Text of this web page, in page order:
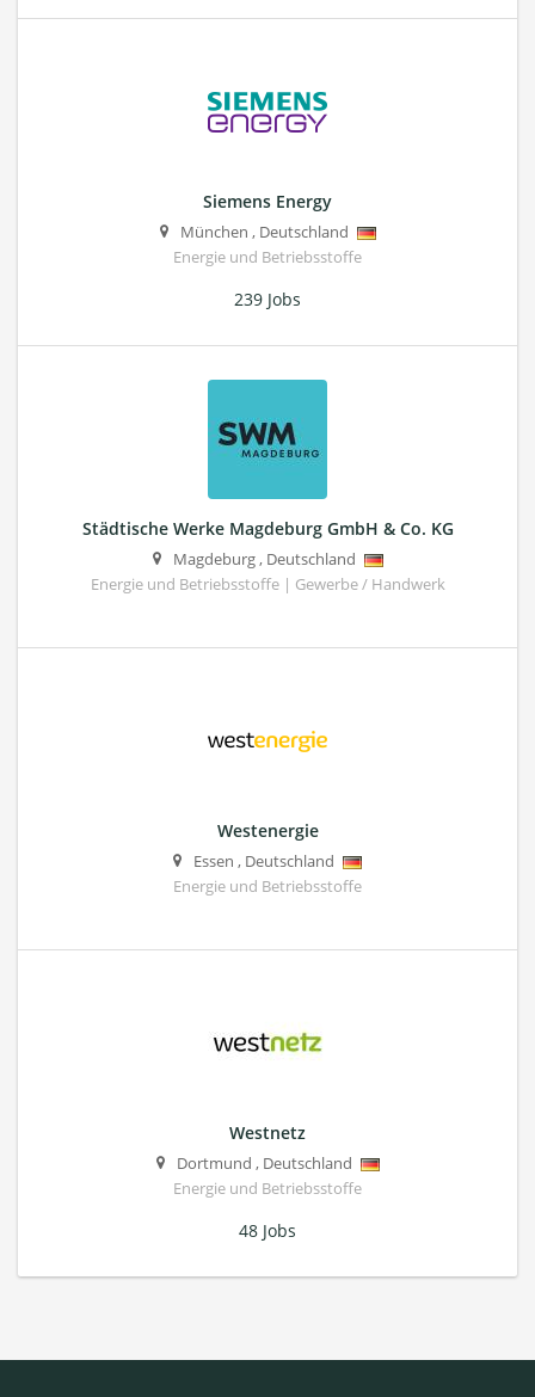
Siemens Energy
München , Deutschland
Energie und Betriebsstoffe
239 Jobs
Städtische Werke Magdeburg GmbH & Co. KG
Magdeburg, Deutschland
Energie und Betriebsstoffe | Gewerbe / Handwerk
Westenergie
Essen , Deutschland
Energie und Betriebsstoffe
Westnetz
Dortmund , Deutschland
Energie und Betriebsstoffe
48 Jobs